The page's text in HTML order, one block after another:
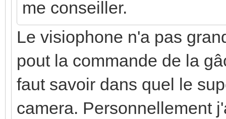
me conseiller.
Le visiophone n'a pas
pout la commande de la
faut savoir dans quel le
camera. Personnellement